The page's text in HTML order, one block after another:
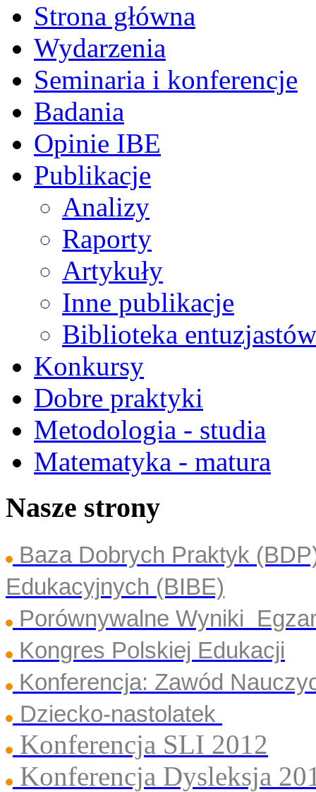
Strona główna
Wydarzenia
Seminaria i konferencje
Badania
Opinie IBE
Publikacje
Analizy
Raporty
Artykuły
Inne publikacje
Biblioteka
Konkursy
Dobre praktyki
Metodologia - studia
Matematyka - matura
Nasze strony
Baza Dobrych Praktyk
Edukacyjnych (BIBE)
Porównywalne Wyniki
Kongres Polskiej Edukacji
Konferencja: Zawód
Dziecko-nastolatek
Konferencja SLI 2012
Konferencja Dysleksja